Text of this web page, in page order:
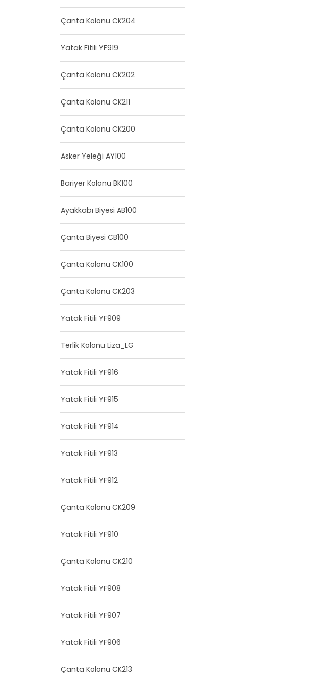
Çanta Kolonu CK204
Yatak Fitili YF919
Çanta Kolonu CK202
Çanta Kolonu CK211
Çanta Kolonu CK200
Asker Yeleği AY100
Bariyer Kolonu BK100
Ayakkabı Biyesi AB100
Çanta Biyesi CB100
Çanta Kolonu CK100
Çanta Kolonu CK203
Yatak Fitili YF909
Terlik Kolonu Liza_LG
Yatak Fitili YF916
Yatak Fitili YF915
Yatak Fitili YF914
Yatak Fitili YF913
Yatak Fitili YF912
Çanta Kolonu CK209
Yatak Fitili YF910
Çanta Kolonu CK210
Yatak Fitili YF908
Yatak Fitili YF907
Yatak Fitili YF906
Çanta Kolonu CK213